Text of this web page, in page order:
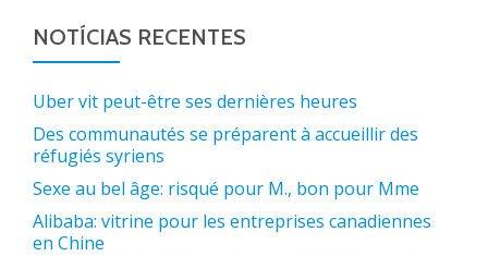
NOTÍCIAS RECENTES
Uber vit peut-être ses dernières heures
Des communautés se préparent à accueillir des
réfugiés syriens
Sexe au bel âge: risqué pour M., bon pour Mme
Alibaba: vitrine pour les entreprises canadiennes
en Chine